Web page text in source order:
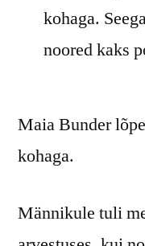
kohaga.
noored kaks
Maia Bunder
kohaga.
Männikule tuli